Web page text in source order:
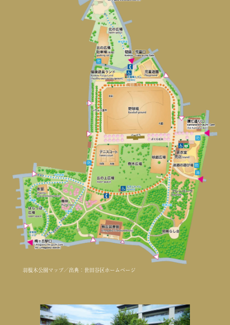
羽根木公園マップ／出典：世田谷区ホームページ